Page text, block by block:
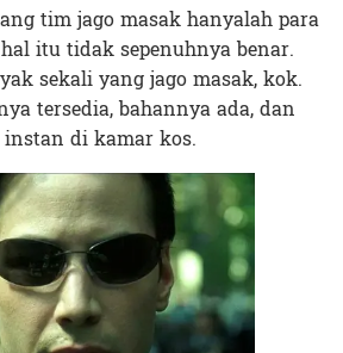
tim jago masak hanyalah para
itu tidak sepenuhnya benar.
sekali yang jago masak, kok.
tersedia, bahannya ada, dan
di kamar kos.